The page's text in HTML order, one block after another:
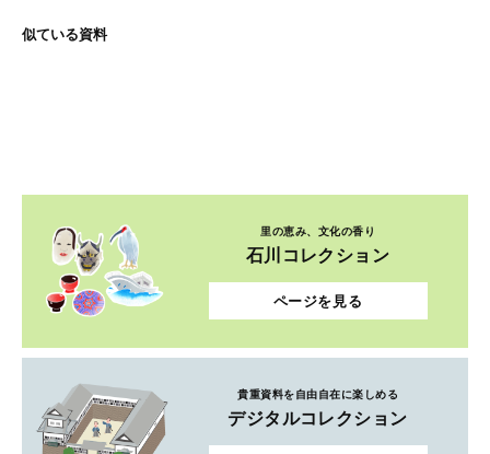
似ている資料
里の恵み、文化の香り
石川コレクション
ページを見る
貴重資料を自由自在に楽しめる
デジタルコレクション